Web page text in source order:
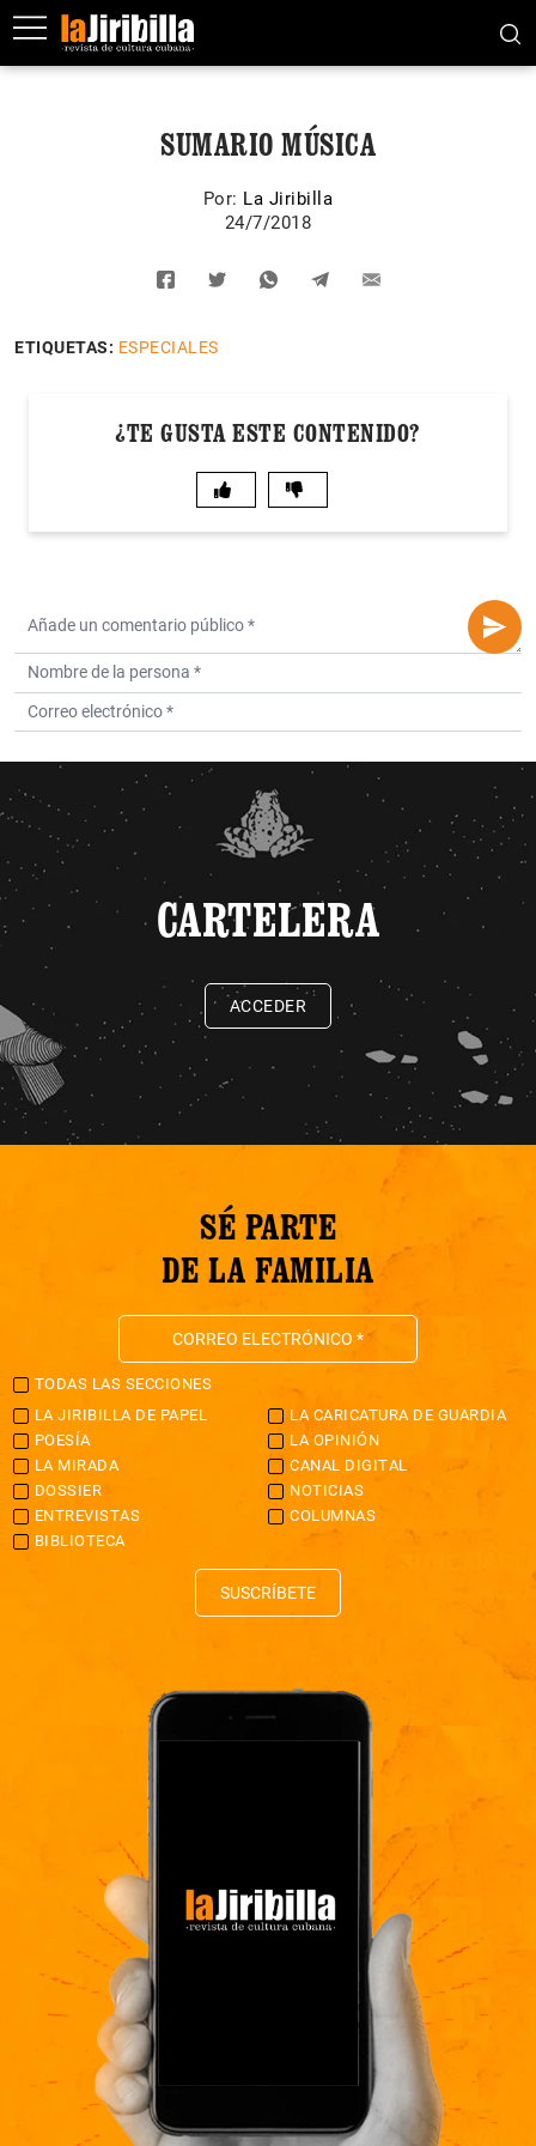
SUMARIO MÚSICA
Por: La Jiribilla
24/7/2018
ETIQUETAS: ESPECIALES
¿TE GUSTA ESTE CONTENIDO?
CARTELERA
ACCEDER
SÉ PARTE
DE LA FAMILIA
TODAS LAS SECCIONES
LA JIRIBILLA DE PAPEL
LA CARICATURA DE GUARDIA
POESÍA
LA OPINIÓN
LA MIRADA
CANAL DIGITAL
DOSSIER
NOTICIAS
ENTREVISTAS
COLUMNAS
BIBLIOTECA
SUSCRÍBETE